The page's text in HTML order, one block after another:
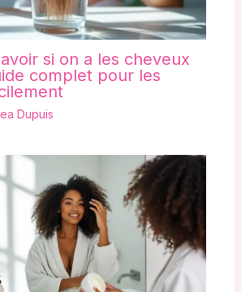
si on a les cheveux
complet pour les
Dupuis